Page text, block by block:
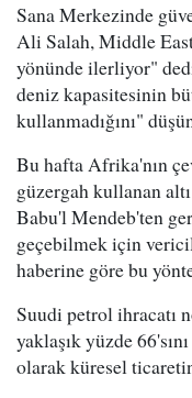
Sana Merkezinde
Ali Salah, Middle
yönünde ilerliyor"
deniz kapasitesinin
kullanmadığını"
Bu hafta Afrika'nın
güzergah kullanan
Babu'l Mendeb'ten
geçebilmek için
haberine göre bu
Suudi petrol ihracatı
yaklaşık yüzde
olarak küresel